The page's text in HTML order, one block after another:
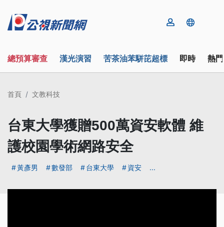
總預算審查 漢光演習 苦茶油苯駢芘超標 即時 熱
首頁 文教科技
台東大學獲贈500萬資安軟體 維
護校園學術網路安全
黃彥男 數發部 台東大學 資安 ...